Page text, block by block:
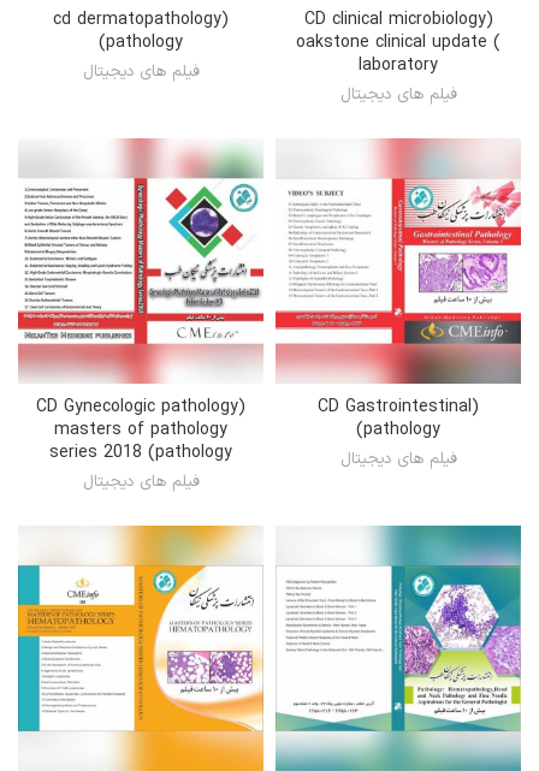
(CD clinical microbiology
oakstone clinical update (
laboratory
فیلم های دیجیتال
(cd dermatopathology
(pathology
فیلم های دیجیتال
(CD Gastrointestinal
(pathology
فیلم های دیجیتال
(CD Gynecologic pathology
masters of pathology
series 2018 (pathology
فیلم های دیجیتال